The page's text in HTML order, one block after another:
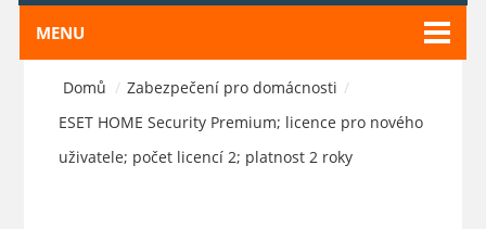
MENU
Domů / Zabezpečení pro domácnosti /
ESET HOME Security Premium; licence pro nového
uživatele; počet licencí 2; platnost 2 roky